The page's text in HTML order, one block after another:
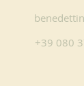
+39 080